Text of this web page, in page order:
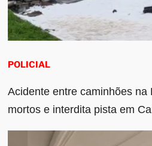
POLICIAL
Acidente entre caminhões na
mortos e interdita pista em